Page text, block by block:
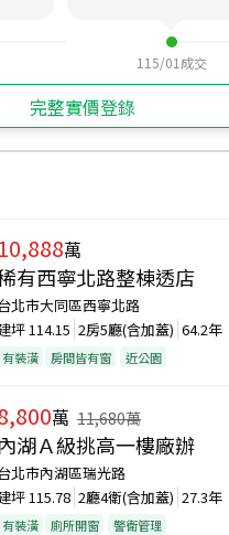
115/01 成交
完整實價登錄
10,888萬
有西寧北路整棟透店
北市大同區西寧北路
坪 114.15 2房5廳(含加蓋) 64.2年
有裝潢 房間皆有窗 近公園
萬 11,680萬
內湖Ａ級挑高一樓廠辦
北市內湖區瑞光路
坪 115.78 2廳4衛(含加蓋) 27.3年
有裝潢 廁所開窗 警衛管理